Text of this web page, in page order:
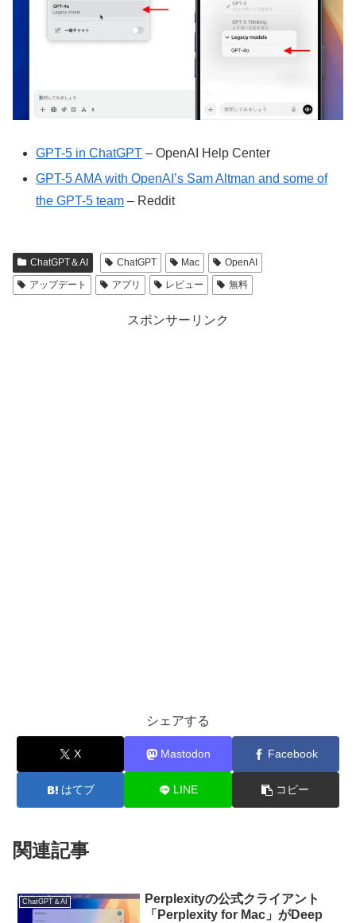
GPT-5 in ChatGPT – OpenAI Help Center
GPT-5 AMA with OpenAI’s Sam Altman and some of
the GPT-5 team – Reddit
ChatGPT＆AI ChatGPT Mac
OpenAI
アップデート
アプリ レビュー 無料
スポンサーリンク
シェアする
X Mastodon Facebook
はてブ LINE コピー
関連記事
ChatGPT＆AI
Perplexityの公式クライアント
「Perplexity for Mac」がDeep